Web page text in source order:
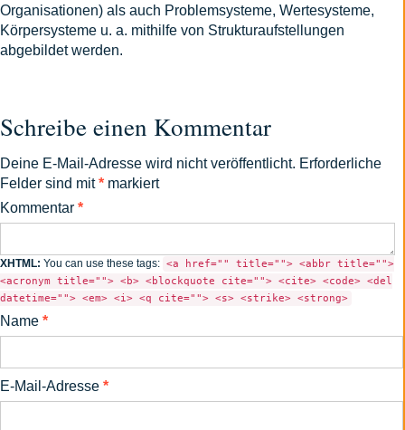
Organisationen) als auch Problemsysteme, Wertesysteme,
Körpersysteme u. a. mithilfe von Strukturaufstellungen
abgebildet werden.
Schreibe einen Kommentar
Deine E-Mail-Adresse wird nicht veröffentlicht. Erforderliche
Felder sind mit* markiert
Kommentar *
XHTML: You can use these tags: <a href="" title=""> <abbr title="">
<acronym title=""> <b> <blockquote cite=""> <cite> <code> <del
datetime=""> <em> <i> <q cite=""> <s> <strike> <strong>
Name *
E-Mail-Adresse *